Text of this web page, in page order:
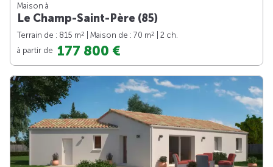
Maison à
Le Champ-Saint-Père (85)
Terrain de : 815 m2 | Maison de : 70 m2
| 2 ch.
à partir de 177 800 €